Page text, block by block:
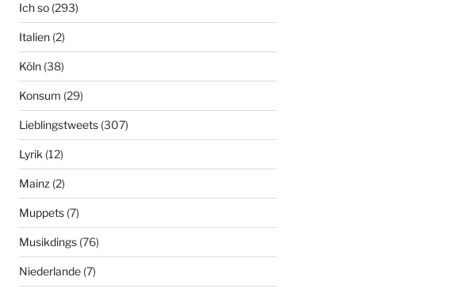
Ich so(293)
Italien(2)
Köln(38)
Konsum (29)
Lieblingstweets(307)
Lyrik (12)
Mainz (2)
Muppets(7)
Musikdings(76)
Niederlande(7)